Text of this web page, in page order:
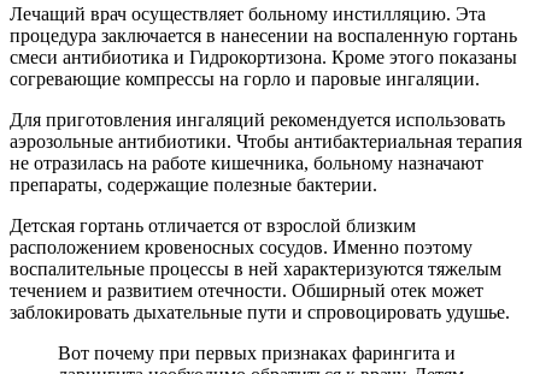
Лечащий врач осуществляет больному инстилляцию. Эта
процедура заключается в нанесении на воспаленную гортань
смеси антибиотика и Гидрокортизона. Кроме этого показаны
согревающие компрессы на горло и паровые ингаляции.
Для приготовления ингаляций рекомендуется использовать
аэрозольные антибиотики. Чтобы антибактериальная терапия
не отразилась на работе кишечника, больному назначают
препараты, содержащие полезные бактерии.
Детская гортань отличается от взрослой близким
расположением кровеносных сосудов. Именно поэтому
воспалительные процессы в ней характеризуются тяжелым
течением и развитием отечности. Обширный отек может
заблокировать дыхательные пути и спровоцировать удушье.
Вот почему при первых признаках фарингита и